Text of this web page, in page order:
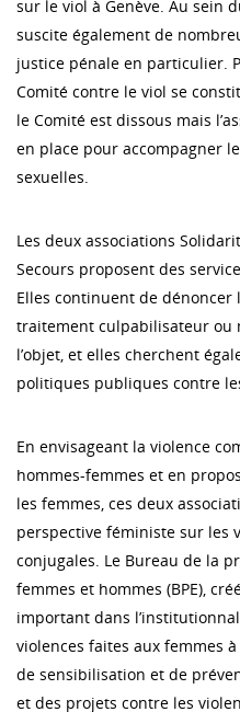
sur le viol à Genève. Au sein
suscite également de
justice pénale en particulier.
Comité contre le viol se
le Comité est dissous mais
en place pour accompagner
sexuelles.
Les deux associations
Secours proposent des
Elles continuent de
traitement culpabilisateur ou
l’objet, et elles cherchent
politiques publiques contre
En envisageant la violence
hommes-femmes et en
les femmes, ces deux
perspective féministe sur les
conjugales. Le Bureau de la
femmes et hommes (BPE),
important dans
violences faites aux femmes
de sensibilisation et de
et des projets contre les